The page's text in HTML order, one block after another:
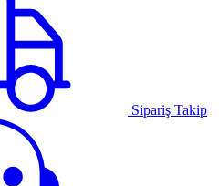
Sipariş Takip